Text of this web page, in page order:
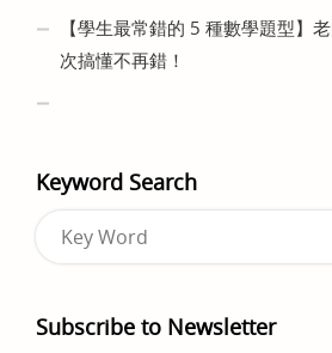
【學生最常錯的 5 種數學題型】
次搞懂不再錯！
Keyword Search
Subscribe to Newsletter